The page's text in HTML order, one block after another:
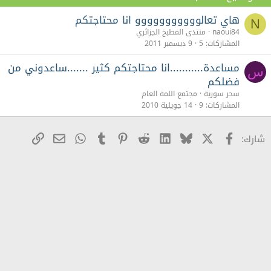
N هاي تعالووووووووووو انا محتاجتكم
naoui84 منتدى المطبخ الجزائري
المشاركات 5 9 ديسمبر 2011
س مساعدة...........انا محتاجتكم كثير .......ساعدوني من
فضلكم
سحر سورية مجتمع اللمة العام
المشاركات 9 14 جويلية 2010
شارك: Facebook
X
Bluesky
LinkedIn
Reddit
Pinterest
Tumblr
WhatsApp
البريدرابط